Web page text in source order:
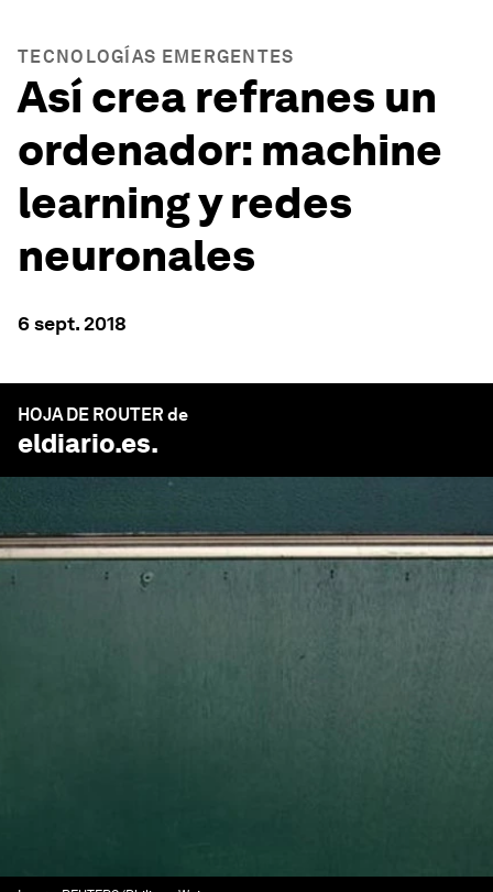
TECNOLOGÍAS EMERGENTES
Así crea refranes un
ordenador: machine
learning y redes
neuronales
6 sept. 2018
HOJA DE ROUTER de
eldiario.es.